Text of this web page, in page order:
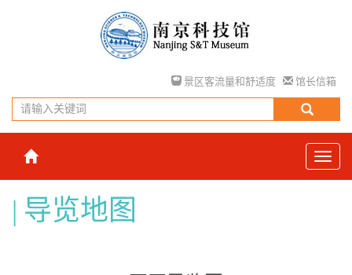
景区客流量和舒适度 馆长信箱
导览地图